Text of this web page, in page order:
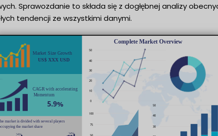
Sprawozdanie to składa się z dogłębnej analizy
tendencji ze wszystkimi danymi.